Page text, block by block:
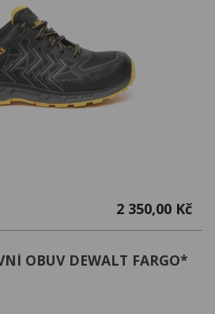
2 350,00 Kč
OBUV DEWALT FARGO*